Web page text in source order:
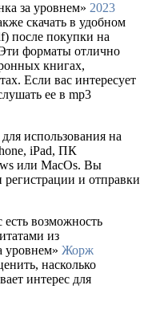
за уровнем» 2023
скачать в удобном
после покупки на
Эти форматы отлично
книгах,
Если вас интересует
ее в mp3
использования на
iPad, ПК
или MacOs. Вы
регистрации и отправки
возможность
из
уровнем» Жорж
насколько
интерес для